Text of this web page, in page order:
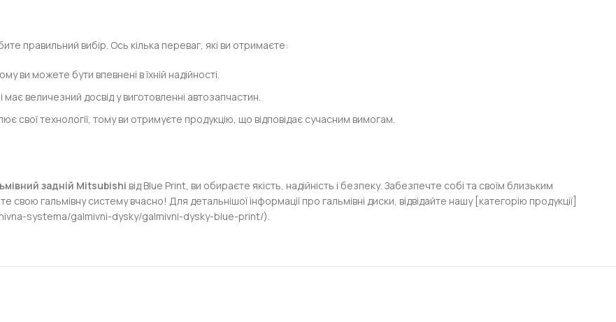
правильний вибір. Ось кілька переваг, які ви отримаєте:
ви можете бути впевнені в їхній надійності.
величезний досвід у виготовленні автозапчастин.
свої технології, тому ви отримуєте продукцію, що відповідає сучасним вимогам.
задній Mitsubishi від Blue Print, ви обираєте якість, надійність і безпеку. Забезпечте собі та своїм близьким
гальмівну систему вчасно! Для детальнішої інформації про гальмівні диски, відвідайте нашу [категорію продукції]
systema/galmivni-dysky/galmivni-dysky-blue-print/).